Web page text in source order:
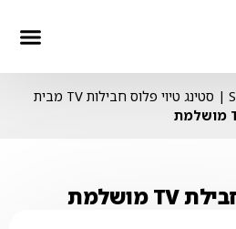
+ STING | סטינג טיוי פלוס חבילות TV מבית